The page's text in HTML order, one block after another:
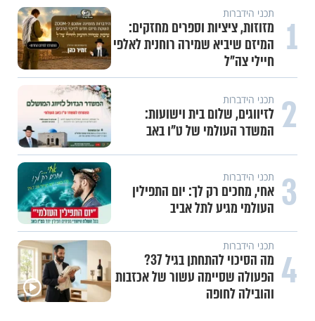
1 תכני הידברות
מזוזות, ציציות וספרים מחזקים:
המיזם שיביא שמירה רוחנית לאלפי
חיילי צה"ל
2 תכני הידברות
לזיווגים, שלום בית וישועות:
המשדר העולמי של ט"ו באב
3 תכני הידברות
אחי, מחכים רק לך: יום התפילין
העולמי מגיע לתל אביב
4 תכני הידברות
מה הסיכוי להתחתן בגיל 37?
הפעולה שסיימה עשור של אכזבות
והובילה לחופה